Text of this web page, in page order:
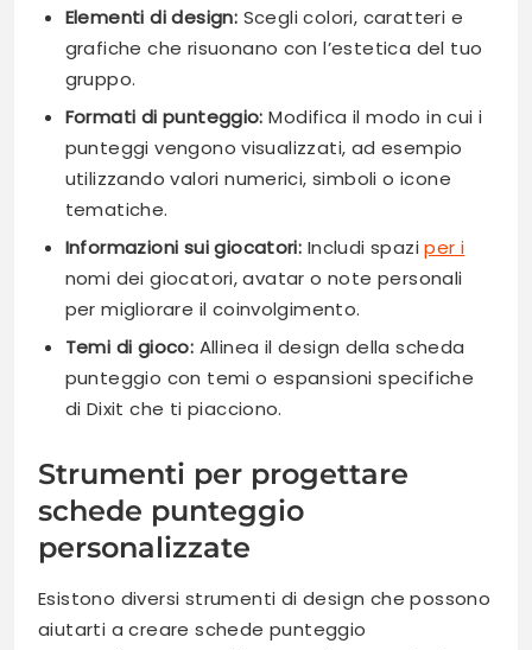
Elementi di design: Scegli colori, caratteri e
grafiche che risuonano con l’estetica del tuo
gruppo.
Formati di punteggio: Modifica il modo in cui i
punteggi vengono visualizzati, ad esempio
utilizzando valori numerici, simboli o icone
tematiche.
Informazioni sui giocatori: Includi spaziper i
nomi dei giocatori, avatar o note personali
per migliorare il coinvolgimento.
Temi di gioco: Allinea il design della scheda
punteggio con temi o espansioni specifiche
di Dixit che ti piacciono.
Strumenti per progettare
schede punteggio
personalizzate
Esistono diversi strumenti di design che possono
aiutarti a creare schede punteggio